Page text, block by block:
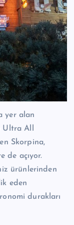
yer alan
All
Skorpina,
de açıyor.
ürünlerinden
eden
durakları